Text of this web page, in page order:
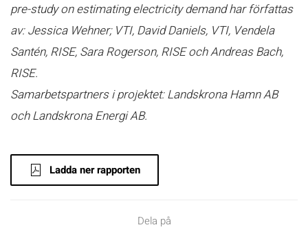
pre-study on estimating electricity demand har författas
av: Jessica Wehner; VTI, David Daniels, VTI, Vendela
Santén, RISE, Sara Rogerson, RISE och Andreas Bach,
RISE.
Samarbetspartners i projektet: Landskrona Hamn AB
och Landskrona Energi AB.
Ladda ner rapporten
Dela på